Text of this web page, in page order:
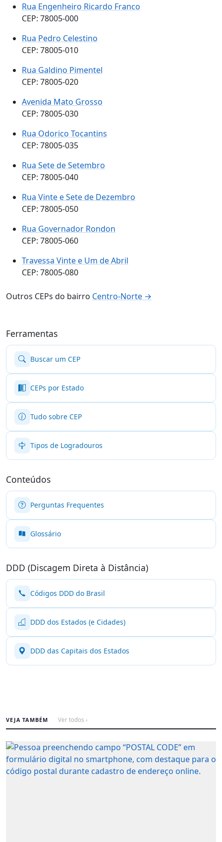
Rua Engenheiro Ricardo Franco
CEP: 78005-000
Rua Pedro Celestino
CEP: 78005-010
Rua Galdino Pimentel
CEP: 78005-020
Avenida Mato Grosso
CEP: 78005-030
Rua Odorico Tocantins
CEP: 78005-035
Rua Sete de Setembro
CEP: 78005-040
Rua Vinte e Sete de Dezembro
CEP: 78005-050
Rua Governador Rondon
CEP: 78005-060
Travessa Vinte e Um de Abril
CEP: 78005-080
Outros CEPs do bairro Centro-Norte →
Ferramentas
Buscar um CEP
CEPs por Estado
Tudo sobre CEP
Tipos de Logradouros
Conteúdos
Perguntas Frequentes
Glossário
DDD (Discagem Direta à Distância)
Códigos DDD do Brasil
DDD dos Estados (e Cidades)
DDD das Capitais dos Estados
VEJA TAMBÉM Ver todos ›